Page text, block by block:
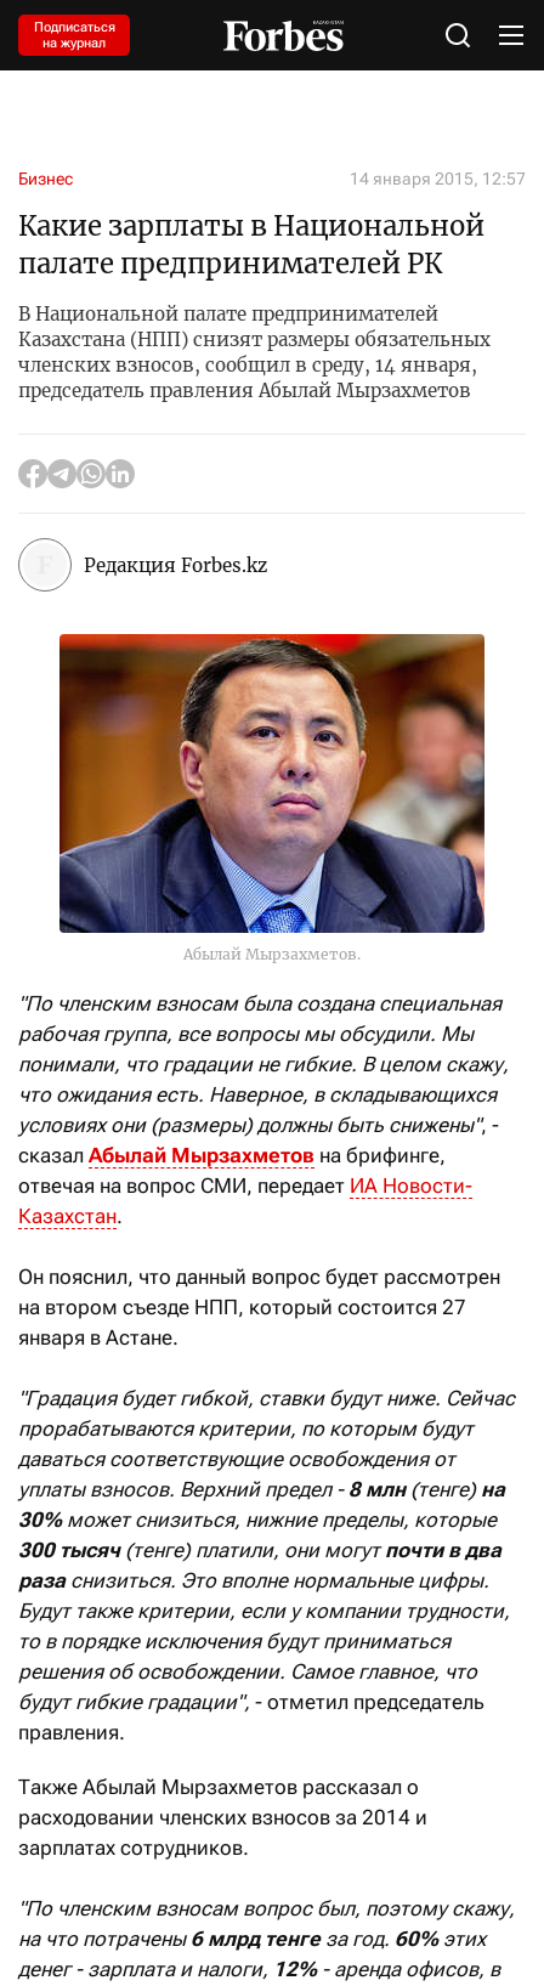
Подписаться
на журнал
Бизнес 14 января 2015, 12:57
Какие зарплаты в Национальной
палате предпринимателей РК
В Национальной палате предпринимателей
Казахстана (НПП) снизят размеры обязательных
членских взносов, сообщил в среду, 14 января,
председатель правления Абылай Мырзахметов
Редакция Forbes.kz
Абылай Мырзахметов.
"По членским взносам была создана специальная
рабочая группа, все вопросы мы обсудили. Мы
понимали, что градации не гибкие. В целом скажу,
что ожидания есть. Наверное, в складывающихся
условиях они (размеры) должны быть снижены", -
сказал Абылай Мырзахметов на брифинге,
отвечая на вопрос СМИ, передает ИА Новости-
Казахстан.
Он пояснил, что данный вопрос будет рассмотрен
на втором съезде НПП, который состоится 27
января в Астане.
"Градация будет гибкой, ставки будут ниже. Сейчас
прорабатываются критерии, по которым будут
даваться соответствующие освобождения от
уплаты взносов. Верхний предел - 8 млн(тенге) на
30%может снизиться, нижние пределы, которые
300 тысяч(тенге) платили, они могутпочти в два
разаснизиться. Это вполне нормальные цифры.
Будут также критерии, если у компании трудности,
то в порядке исключения будут приниматься
решения об освобождении. Самое главное, что
будут гибкие градации", - отметил председатель
правления.
Также Абылай Мырзахметов рассказал о
расходовании членских взносов за 2014 и
зарплатах сотрудников.
"По членским взносам вопрос был, поэтому скажу,
на что потрачены 6 млрд тенгеза год. 60%этих
денег - зарплата и налоги, 12%- аренда офисов, в